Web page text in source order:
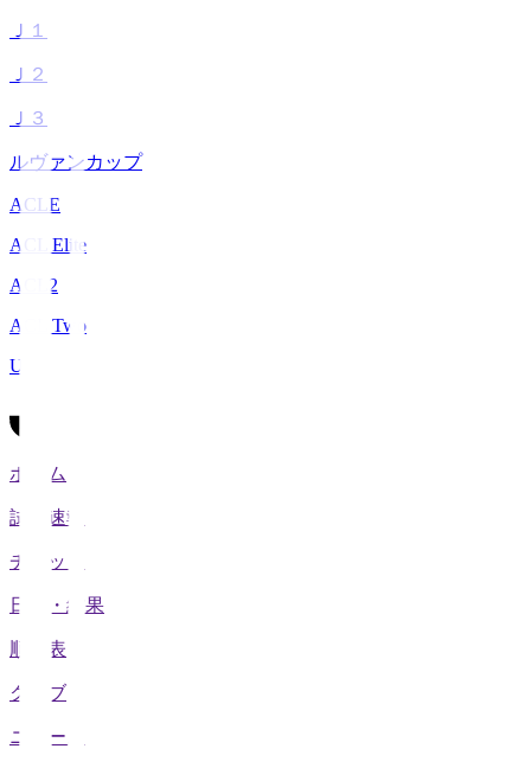
Ｊ１
Ｊ２
Ｊ３
ルヴァンカップ
ACLE
ACL Elite
ACL2
ACL Two
U-21
ホーム
試合速報
チケット
日程・結果
順位表
クラブ
ニュース